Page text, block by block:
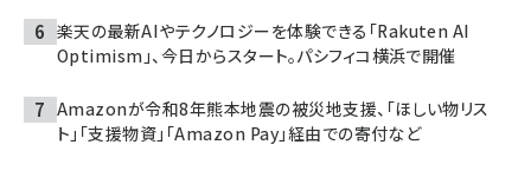
楽天の最新AIやテクノロジーを体験できる「Rakuten AI
Optimism」、今日からスタート。パシフィコ横浜で開催
Amazonが令和8年熊本地震の被災地支援、「ほしい物リス
ト」「支援物資」「Amazon Pay」経由での寄付など